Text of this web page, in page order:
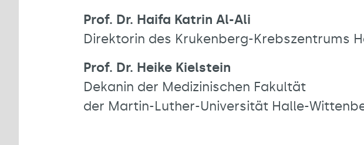
Prof. Dr. Haifa Katrin Al-Ali
Direktorin des Krukenberg-Krebszentrums
Prof. Dr. Heike Kielstein
Dekanin der Medizinischen Fakultät
der Martin-Luther-Universität Halle-